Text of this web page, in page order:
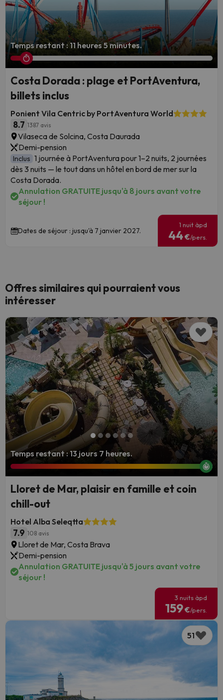
Temps restant : 11 heures 5 minutes.
Costa Dorada : plage et PortAventura,
billets inclus
Ponient Vila Centric by PortAventura World
8.7 1387 avis
Vilaseca de Solcina, Costa Daurada
Demi-pension
Inclus 1 journée à PortAventura pour 1–2 nuits, 2 journées
dès 3 nuits — le tout dans un hôtel en bord de mer sur la
Costa Dorada.
Annulation GRATUITE jusqu'à 8 jours avant votre
séjour !
Dates de séjour : jusqu'à 7 janvier 2027.
1 nuit àpd
44€/pers.
Offres similaires qui pourraient vous
intéresser
Temps restant : 13 jours 7 heures.
Lloret de Mar, plaisir en famille et coin
chill-out
Hotel Alba Seleqtta
7.9 108 avis
Lloret de Mar, Costa Brava
Demi-pension
Annulation GRATUITE jusqu'à 5 jours avant votre
séjour !
3 nuits àpd
159€/pers.
51